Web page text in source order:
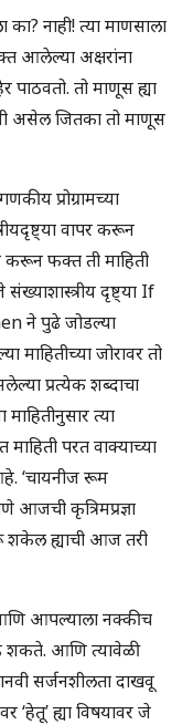
नाही! त्या माणसाला
आलेल्या अक्षरांना
पाठवतो. तो माणूस ह्या
असेल जितका तो माणूस
प्रोग्रामच्या
वापर करून
करून फक्त ती माहिती
दृष्ट्या If
ने पुढे जोडल्या
माहितीच्या जोरावर तो
प्रत्येक शब्दाचा
त्या
माहिती परत वाक्याच्या
‘चायनीज रूम
आजची कृत्रिमप्रज्ञा
शकेल ह्याची आज तरी
आपल्याला नक्कीच
शकते. आणि त्यावेळी
सर्जनशीलता दाखवू
ह्या विषयावर जे